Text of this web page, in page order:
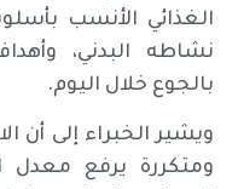
الغذائي الأنسب
نشاطه البدني،
بالجوع خلال اليوم.
ويشير الخبراء إلى أن
ومتكررة يرفع